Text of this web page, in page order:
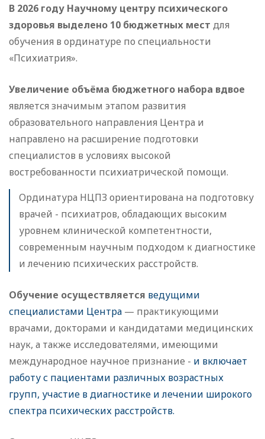
В 2026 году Научному центру психического
здоровья выделено 10 бюджетных мест для
обучения в ординатуре по специальности
«Психиатрия».
Увеличение объёма бюджетного набора вдвое
является значимым этапом развития
образовательного направления Центра и
направлено на расширение подготовки
специалистов в условиях высокой
востребованности психиатрической помощи.
Ординатура НЦПЗ ориентирована на подготовку
врачей - психиатров, обладающих высоким
уровнем клинической компетентности,
современным научным подходом к диагностике
и лечению психических расстройств.
Обучение осуществляется ведущими
специалистами Центра — практикующими
врачами, докторами и кандидатами медицинских
наук, а также исследователями, имеющими
международное научное признание - и включает
работу с пациентами различных возрастных
групп, участие в диагностике и лечении широкого
спектра психических расстройств.